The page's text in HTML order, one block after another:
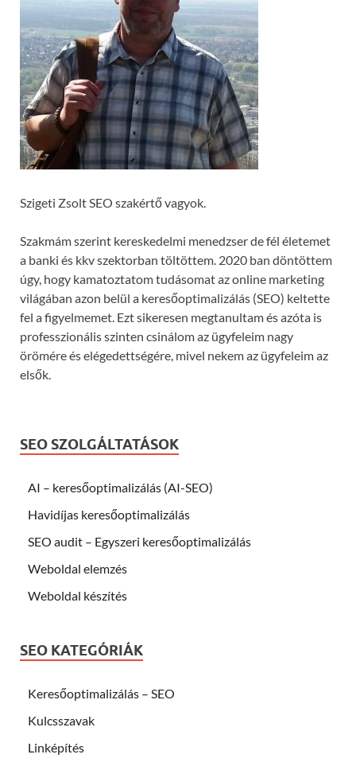
Szigeti Zsolt SEO szakértő vagyok.
Szakmám szerint kereskedelmi menedzser de fél életemet
a banki és kkv szektorban töltöttem. 2020 ban döntöttem
úgy, hogy kamatoztatom tudásomat az online marketing
világában azon belül a keresőoptimalizálás (SEO) keltette
fel a figyelmemet. Ezt sikeresen megtanultam és azóta is
professzionális szinten csinálom az ügyfeleim nagy
örömére és elégedettségére, mivel nekem az ügyfeleim az
elsők.
SEO SZOLGÁLTATÁSOK
AI – keresőoptimalizálás (AI-SEO)
Havidíjas keresőoptimalizálás
SEO audit – Egyszeri keresőoptimalizálás
Weboldal elemzés
Weboldal készítés
SEO KATEGÓRIÁK
Keresőoptimalizálás – SEO
Kulcsszavak
Linképítés